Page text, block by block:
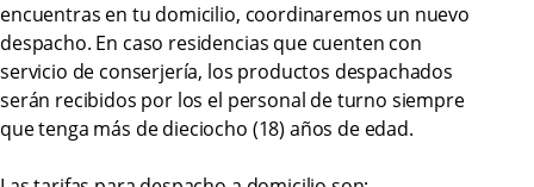
encuentras en tu domicilio, coordinaremos un nuevo
despacho. En caso residencias que cuenten con
servicio de conserjería, los productos despachados
serán recibidos por los el personal de turno siempre
que tenga más de dieciocho (18) años de edad.